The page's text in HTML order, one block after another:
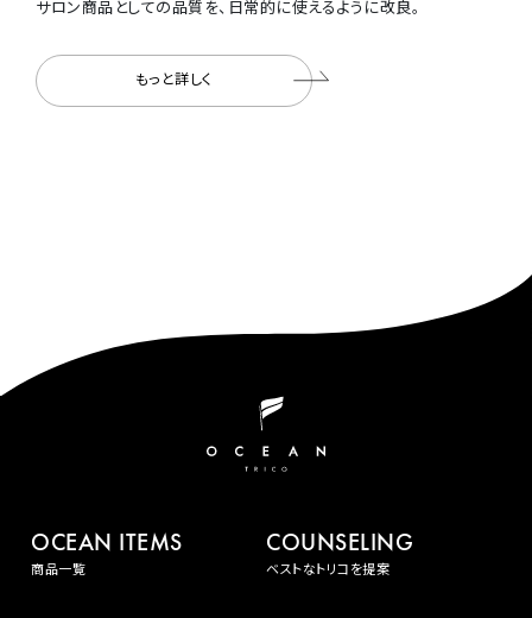
サロン商品としての品質を、⽇常的に使えるように改良。
もっと詳しく
OCEAN ITEMS
商品一覧
COUNSELING
ベストなトリコを提案